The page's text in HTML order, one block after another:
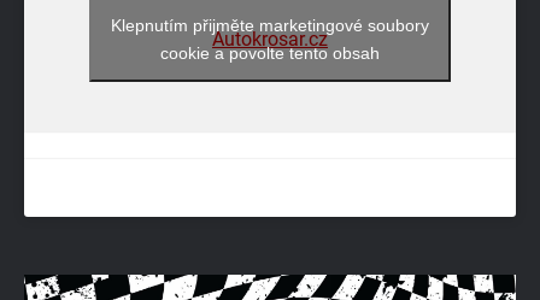
Autokrosar.cz
Klepnutím přijměte marketingové soubory
cookie a povolte tento obsah